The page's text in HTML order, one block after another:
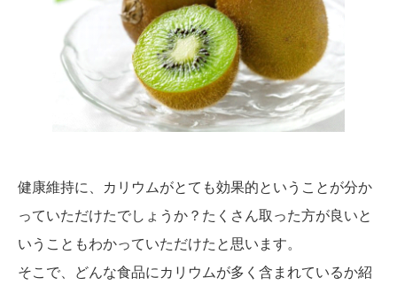
健康維持に、カリウムがとても効果的ということが分か
っていただけたでしょうか？たくさん取った方が良いと
いうこともわかっていただけたと思います。
そこで、どんな食品にカリウムが多く含まれているか紹